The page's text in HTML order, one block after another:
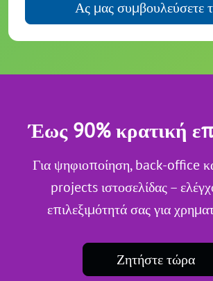
Ας μας συμβουλεύσετε
Έως 90% κρατική
Για ψηφιοποίηση, back-office
projects ιστοσελίδας –
επιλεξιμότητά σας για
Ζητήστε τώρα